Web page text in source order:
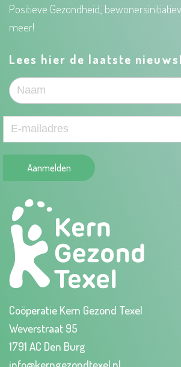
Positieve Gezondheid,
meer!
Lees hier de laatste
Aanmelden
Coöperatie Kern Gezond Texel
Weverstraat 95
1791 AC Den Burg
info@kerngezondtexel.nl